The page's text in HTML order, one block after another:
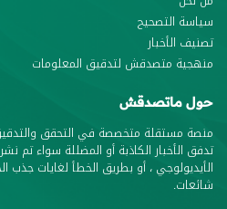
سياسة التصحيح
تصنيف الأخبار
منهجية متصدقش لتدقيق المعلومات
حول ماتصدقش
منصة مستقلة متخصصة في التحقق
تدفق الأخبار الكاذبة أو المضللة سواء تم
الأيديولوجي ، أو بطريق الخطأ لغايات
شائعات.